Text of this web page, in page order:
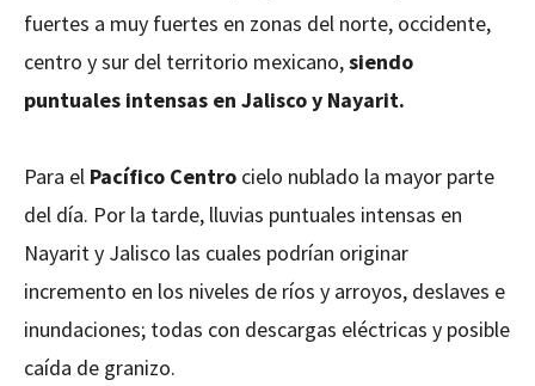
fuertes a muy fuertes en zonas del norte, occidente,
centro y sur del territorio mexicano,siendo
puntuales intensas en Jalisco y Nayarit.
Para el Pacífico Centro cielo nublado la mayor parte
del día. Por la tarde, lluvias puntuales intensas en
Nayarit y Jalisco las cuales podrían originar
incremento en los niveles de ríos y arroyos, deslaves e
inundaciones; todas con descargas eléctricas y posible
caída de granizo.